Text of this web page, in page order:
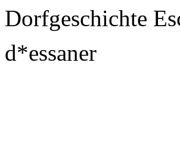
Dorfgeschichte
d*essaner